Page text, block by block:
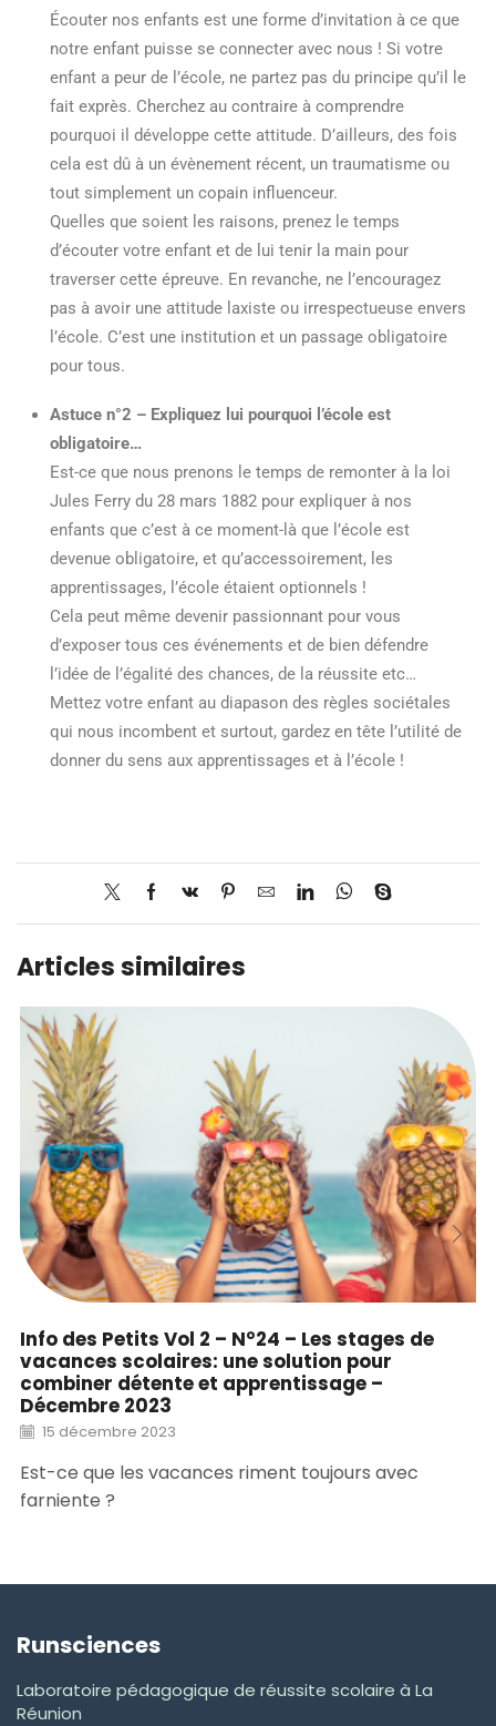
Écouter nos enfants est une forme d’invitation à ce que
notre enfant puisse se connecter avec nous ! Si votre
enfant a peur de l’école, ne partez pas du principe qu’il le
fait exprès. Cherchez au contraire à comprendre
pourquoi il développe cette attitude. D’ailleurs, des fois
cela est dû à un évènement récent, un traumatisme ou
tout simplement un copain influenceur.
Quelles que soient les raisons, prenez le temps
d’écouter votre enfant et de lui tenir la main pour
traverser cette épreuve. En revanche, ne l’encouragez
pas à avoir une attitude laxiste ou irrespectueuse envers
l’école. C’est une institution et un passage obligatoire
pour tous.
Astuce n°2 – Expliquez lui pourquoi l’école est
obligatoire…
Est-ce que nous prenons le temps de remonter à la loi
Jules Ferry du 28 mars 1882 pour expliquer à nos
enfants que c’est à ce moment-là que l’école est
devenue obligatoire, et qu’accessoirement, les
apprentissages, l’école étaient optionnels !
Cela peut même devenir passionnant pour vous
d’exposer tous ces événements et de bien défendre
l’idée de l’égalité des chances, de la réussite etc…
Mettez votre enfant au diapason des règles sociétales
qui nous incombent et surtout, gardez en tête l’utilité de
donner du sens aux apprentissages et à l’école !
Articles similaires
Info des Petits Vol 2 – N°24 – Les stages de
vacances scolaires: une solution pour
combiner détente et apprentissage –
Décembre 2023
15 décembre 2023
Est-ce que les vacances riment toujours avec
farniente ?
Runsciences
Laboratoire pédagogique de réussite scolaire à La
Réunion